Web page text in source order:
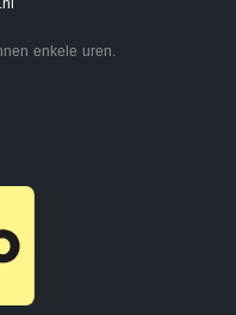
enkele uren.